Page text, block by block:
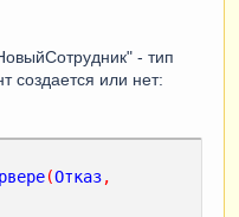
- тип
создается или нет:
(Отказ,